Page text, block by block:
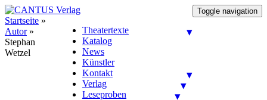
Toggle navigation
Theatertexte
Katalog
News
Künstler
Kontakt
Verlag
Leseproben
Startseite »
Autor»
Stephan
Wetzel